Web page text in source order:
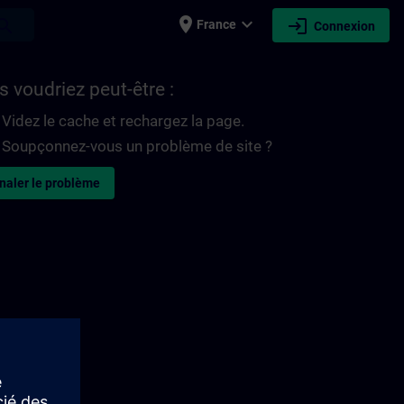
place France expand_more login Connexion
voudriez peut-être :
Videz le cache et rechargez la page.
Soupçonnez-vous un problème de site ?
le problème